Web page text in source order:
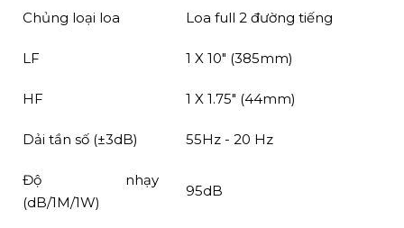
Chủng loại loa Loa full 2 đường tiếng
LF 1 X 10″ (385mm)
HF 1 X 1.75″ (44mm)
Dải tần số (±3dB) 55Hz - 20 Hz
Độ nhạy
(dB/1M/1W)
95dB